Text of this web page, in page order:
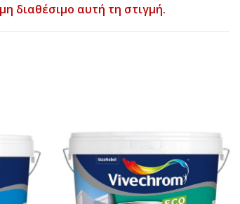
διαθέσιμο αυτή τη στιγμή.